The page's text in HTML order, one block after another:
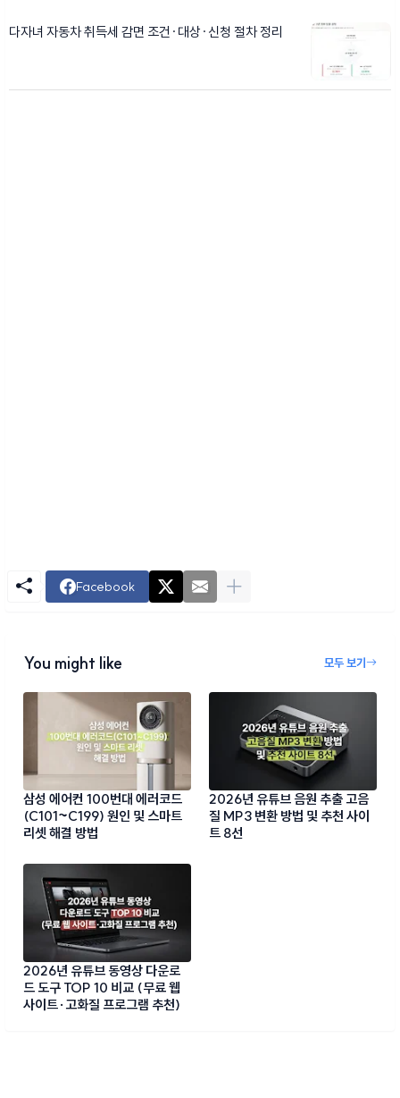
다자녀 자동차 취득세 감면 조건·대상·신청 절차 정리
Facebook
You might like 모두 보기
삼성 에어컨 100번대 에러코드
(C101~C199) 원인 및 스마트
리셋 해결 방법
2026년 유튜브 음원 추출 고음
질 MP3 변환 방법 및 추천 사이
트 8선
2026년 유튜브 동영상 다운로
드 도구 TOP 10 비교 (무료 웹
사이트·고화질 프로그램 추천)